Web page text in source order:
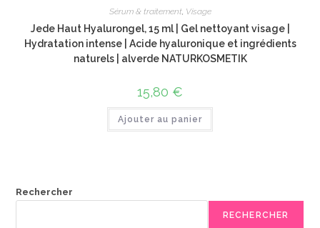
Sérum & traitement, Visage
Jede Haut Hyalurongel, 15 ml | Gel nettoyant visage |
Hydratation intense | Acide hyaluronique et ingrédients
naturels | alverde NATURKOSMETIK
15,80 €
Ajouter au panier
Rechercher
RECHERCHER